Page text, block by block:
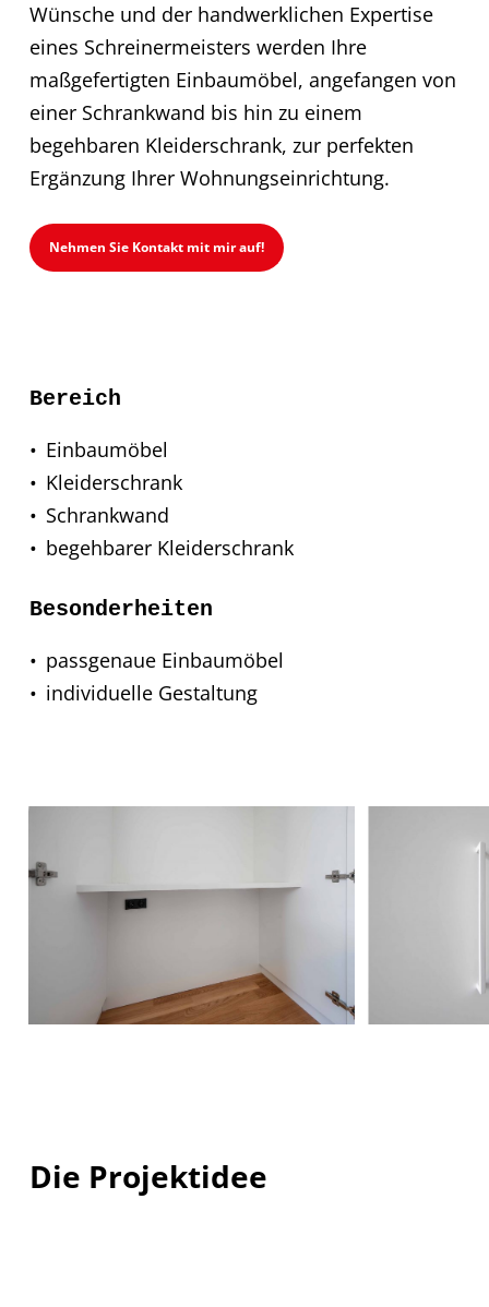
Wünsche und der handwerklichen Expertise
eines Schreinermeisters werden Ihre
maßgefertigten Einbaumöbel, angefangen von
einer Schrankwand bis hin zu einem
begehbaren Kleiderschrank, zur perfekten
Ergänzung Ihrer Wohnungseinrichtung.
Nehmen Sie Kontakt mit mir auf!
Bereich
Einbaumöbel
Kleiderschrank
Schrankwand
begehbarer Kleiderschrank
Besonderheiten
passgenaue Einbaumöbel
individuelle Gestaltung
Die Projektidee